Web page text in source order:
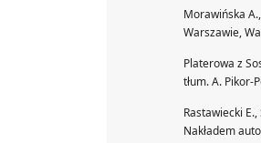
Morawińska
Warszawie,
Platerowa z
tłum. A. Pikor-
Rastawiecki
Nakładem